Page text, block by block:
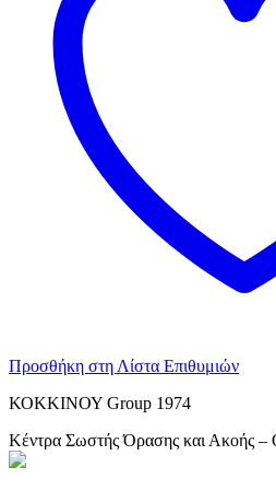
Προσθήκη στη Λίστα Επιθυμιών
ΚΟΚΚΙΝΟΥ Group 1974
Κέντρα Σωστής Όρασης και Ακοής –